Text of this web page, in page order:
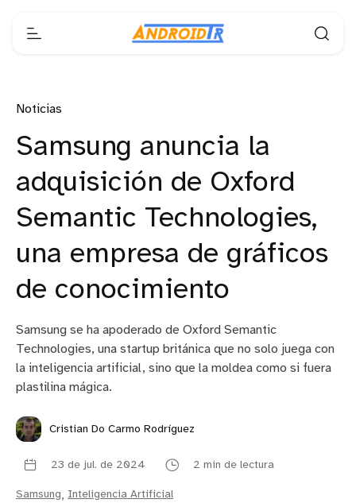
Noticias
Samsung anuncia la
adquisición de Oxford
Semantic Technologies,
una empresa de gráficos
de conocimiento
Samsung se ha apoderado de Oxford Semantic
Technologies, una startup británica que no solo juega con
la inteligencia artificial, sino que la moldea como si fuera
plastilina mágica.
Cristian Do Carmo Rodríguez
23 de jul. de 2024 2 min de lectura
Samsung, Inteligencia Artificial